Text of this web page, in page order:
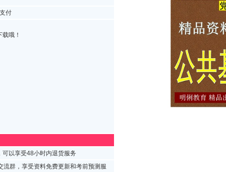
付
哦！
以享受48小时内退货服务
流群，享受资料免费更新和考前预测服